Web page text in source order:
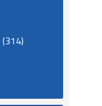
(314)